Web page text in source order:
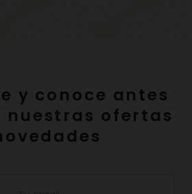
y conoce antes
nuestras ofertas